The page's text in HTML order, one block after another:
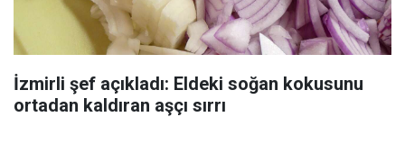
İzmirli şef açıkladı: Eldeki soğan kokusunu
ortadan kaldıran aşçı sırrı